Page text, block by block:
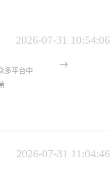
2026-07-31 10:54:06
多平台中
2026-07-31 11:04:46